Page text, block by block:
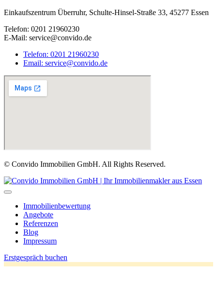
Einkaufszentrum Überruhr, Schulte-Hinsel-Straße 33, 45277 Essen
Telefon: 0201 21960230
E-Mail: service@convido.de
Telefon: 0201 21960230
Email: service@convido.de
© Convido Immobilien GmbH. All Rights Reserved.
Immobilienbewertung
Angebote
Referenzen
Blog
Impressum
Erstgespräch buchen